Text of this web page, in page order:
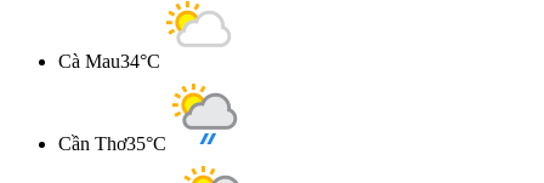
Cà Mau34°C
Cần Thơ35°C